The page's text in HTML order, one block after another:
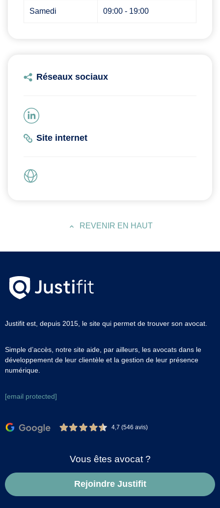
Samedi 09:00 - 19:00
Réseaux sociaux
Site internet
REVENIR EN HAUT
Justifit est, depuis 2015, le site qui permet de trouver son avocat.
Simple d’accès, notre site aide, par ailleurs, les avocats dans le
développement de leur clientèle et la gestion de leur présence
numérique.
[email protected]
4,7 (546 avis)
Vous êtes avocat ?
Rejoindre Justifit